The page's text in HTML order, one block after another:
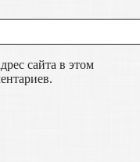
сайта в этом